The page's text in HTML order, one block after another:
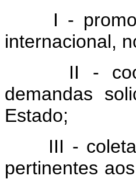
I -
internacional,
II -
demandas
Estado;
III - coletar,
pertinentes